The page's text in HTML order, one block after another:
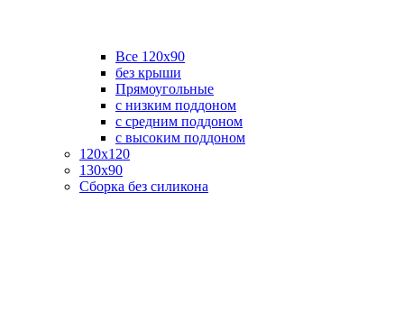
Все 120х90
без крыши
Прямоугольные
с низким поддоном
с средним поддоном
с высоким поддоном
120х120
130х90
Сборка без силикона